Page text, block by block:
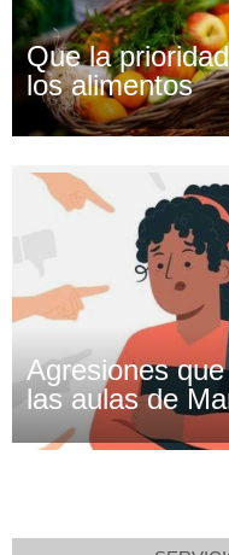
Que la
los alimentos
Agresiones
las aulas de